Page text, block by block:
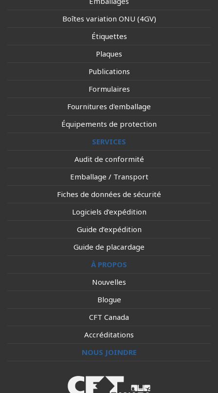
Boîtes variation ONU (4GV)
Étiquettes
Plaques
Publications
Formulaires
Fournitures d'emballage
Équipements de protection
SERVICES
Audit de conformité
Emballage / Transport
Fiches de données de sécurité
Logiciels d’expédition
Guide d’expédition
Guide de placardage
À PROPOS
Nouvelles
Blogue
CFT Canada
Accréditations
NOUS JOINDRE